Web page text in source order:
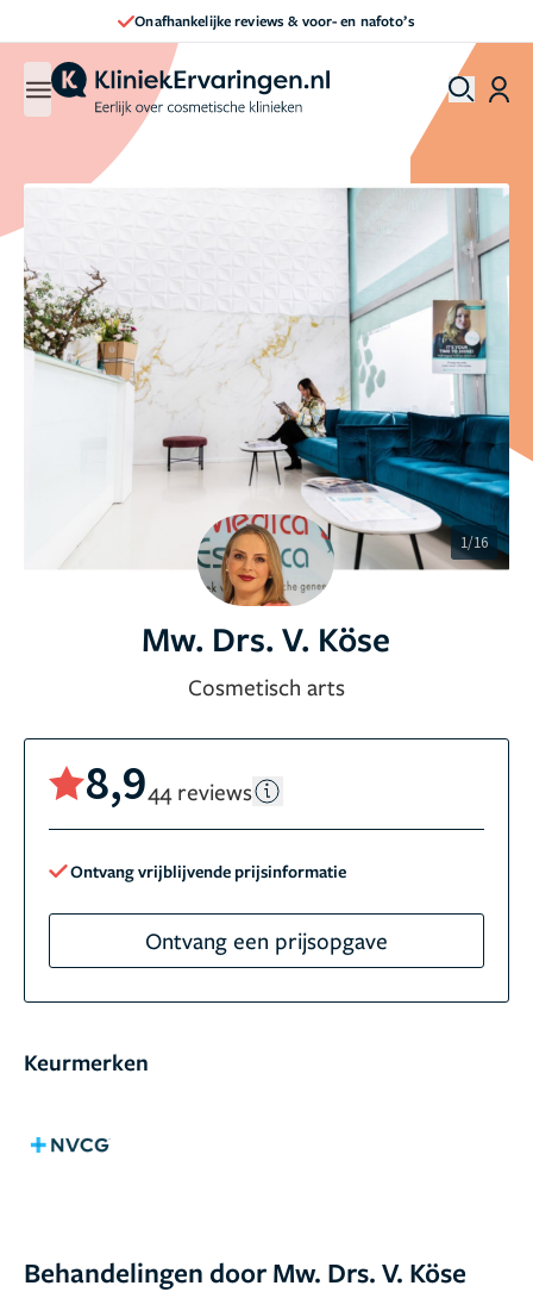
Onafhankelijke reviews & voor- en nafoto’s
1/16
Mw. Drs. V. Köse
Cosmetisch arts
8,944 reviews
Ontvang vrijblijvende prijsinformatie
Ontvang een prijsopgave
Keurmerken
Behandelingen door Mw. Drs. V. Köse